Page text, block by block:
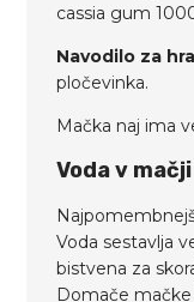
cassia gum
Navodilo za
pločevinka.
Mačka naj ima
Voda v
Voda sestavlja
bistvena za
Domače